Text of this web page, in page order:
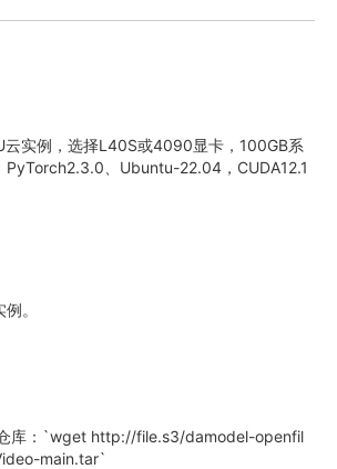
云实例，选择L40S或4090显卡，100GB系
PyTorch2.3.0、Ubuntu-22.04，CUDA12.1
。
库：`wget http://file.s3/damodel-openfil
main.tar`